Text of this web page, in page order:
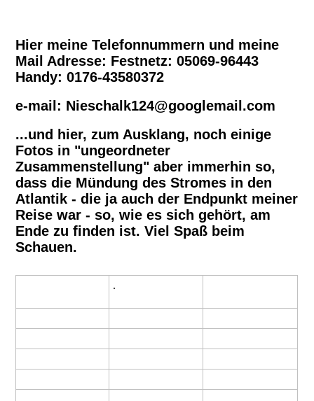
Hier meine Telefonnummern und meine
Mail Adresse: Festnetz: 05069-96443
Handy: 0176-43580372
e-mail: Nieschalk124@googlemail.com
...und hier, zum Ausklang, noch einige
Fotos in "ungeordneter
Zusammenstellung" aber immerhin so,
dass die Mündung des Stromes in den
Atlantik - die ja auch der Endpunkt meiner
Reise war - so, wie es sich gehört, am
Ende zu finden ist. Viel Spaß beim
Schauen.
.